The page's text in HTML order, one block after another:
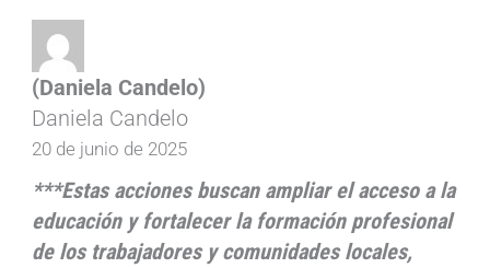
(Daniela Candelo)
Daniela Candelo
20 de junio de 2025
***Estas acciones buscan ampliar el acceso a la
educación y fortalecer la formación profesional
de los trabajadores y comunidades locales,